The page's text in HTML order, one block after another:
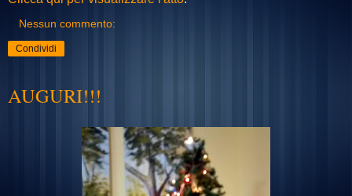
Nessun commento:
Condividi
AUGURI!!!